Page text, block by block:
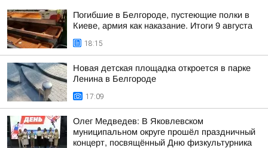
Погибшие в Белгороде, пустеющие полки в
Киеве, армия как наказание. Итоги 9 августа
18:15
Новая детская площадка откроется в парке
Ленина в Белгороде
17:09
Олег Медведев: В Яковлевском
муниципальном округе прошёл праздничный
концерт, посвящённый Дню физкультурника